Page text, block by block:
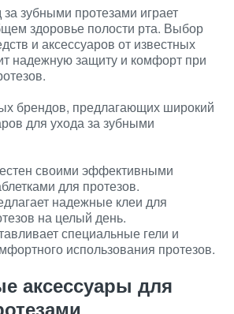
зубными протезами играет
здоровье полости рта. Выбор
и аксессуаров от известных
надежную защиту и комфорт при
брендов, предлагающих широкий
для ухода за зубными
своими эффективными
для протезов.
надежные клеи для
на целый день.
специальные гели и
использования протезов.
аксессуары для